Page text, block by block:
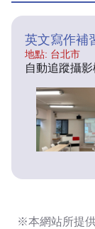
英文寫作補
地點: 台北市
自動追蹤攝影
※本網站所提